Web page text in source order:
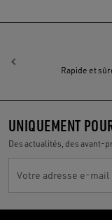
Rapide et
Précédent
UNIQUEMENT
Des actualités, des avant-
Votre adresse e-mail